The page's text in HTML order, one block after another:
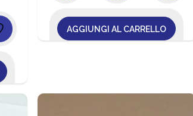
AGGIUNGI AL CARRELLO